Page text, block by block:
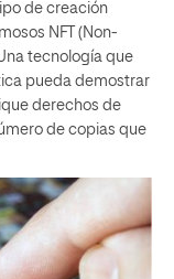
de creación
NFT (Non-
tecnología que
pueda demostrar
derechos de
de copias que